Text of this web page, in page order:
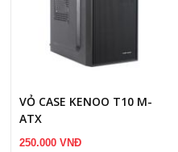
VỎ CASE KENOO T10 M-
ATX
250.000 VNĐ